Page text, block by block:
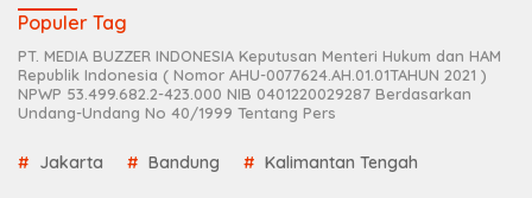
Populer Tag
PT. MEDIA BUZZER INDONESIA Keputusan Menteri Hukum dan HAM
Republik Indonesia ( Nomor AHU-0077624.AH.01.01TAHUN 2021 )
NPWP 53.499.682.2-423.000 NIB 0401220029287 Berdasarkan
Undang-Undang No 40/1999 Tentang Pers
Jakarta Bandung Kalimantan Tengah